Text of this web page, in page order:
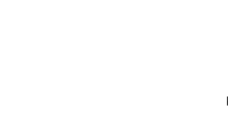
500 USD. Como tal,
cartão de crédito